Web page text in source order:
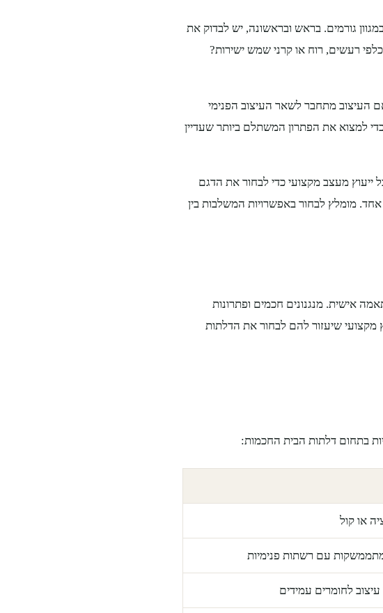
גורמים. בראש ובראשונה, יש לבדוק את
רעשים, רוח או קרני שמש ישירות?
העיצוב מתחבר לשאר העיצוב הפנימי
למצוא את הפתרון המשתלם ביותר שעדיין
מעצב מקצועי כדי לבחור את הדגם
מומלץ לבחור באפשרויות המשלבות בין
אישית. מנגנונים חכמים ופתרונות
מקצועי שיעזור להם לבחור את הדלתות
בתחום דלתות הבית החכמות:
או קול
עם רשתות פנימיות
לחומרים עמידים